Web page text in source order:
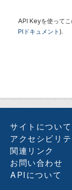
API Keyを使って
PIドキュメント ).
サイトについて
アクセシビリ
関連リンク
お問い合わせ
APIについて